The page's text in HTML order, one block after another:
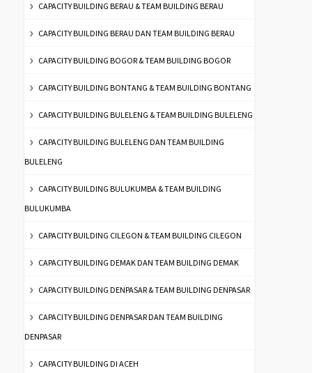
CAPACITY BUILDING BERAU & TEAM BUILDING BERAU
CAPACITY BUILDING BERAU DAN TEAM BUILDING BERAU
CAPACITY BUILDING BOGOR & TEAM BUILDING BOGOR
CAPACITY BUILDING BONTANG & TEAM BUILDING BONTANG
CAPACITY BUILDING BULELENG & TEAM BUILDING BULELENG
CAPACITY BUILDING BULELENG DAN TEAM BUILDING
BULELENG
CAPACITY BUILDING BULUKUMBA & TEAM BUILDING
BULUKUMBA
CAPACITY BUILDING CILEGON & TEAM BUILDING CILEGON
CAPACITY BUILDING DEMAK DAN TEAM BUILDING DEMAK
CAPACITY BUILDING DENPASAR & TEAM BUILDING DENPASAR
CAPACITY BUILDING DENPASAR DAN TEAM BUILDING
DENPASAR
CAPACITY BUILDING DI ACEH